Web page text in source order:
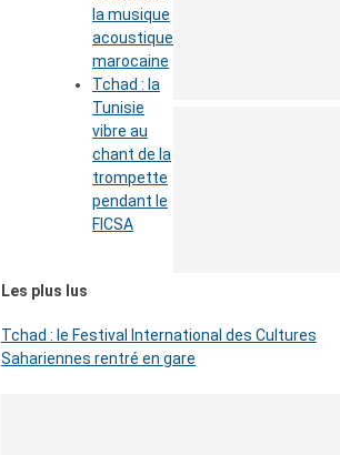
la musique
acoustique
marocaine
Tchad : la
Tunisie
vibre au
chant de la
trompette
pendant le
FICSA
Les plus lus
Tchad : le Festival International des Cultures
Sahariennes rentré en gare